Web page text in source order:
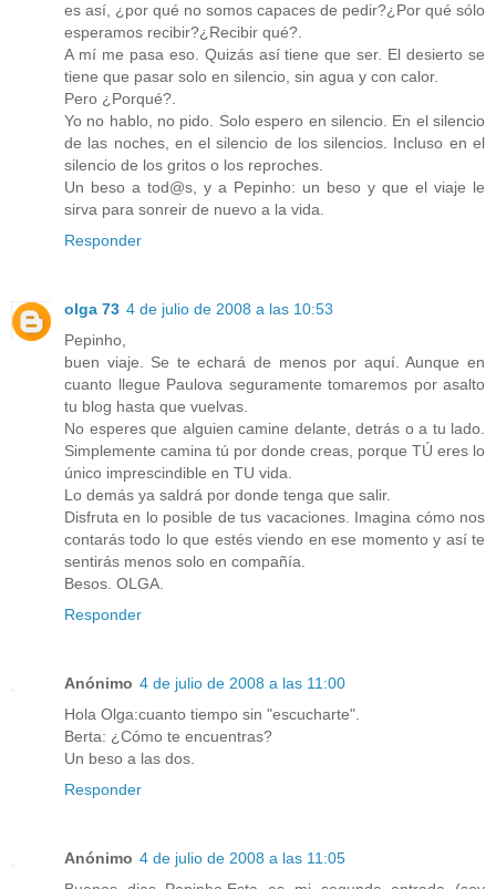
es así, ¿por qué no somos capaces de pedir?¿Por qué sólo
esperamos recibir?¿Recibir qué?.
A mí me pasa eso. Quizás así tiene que ser. El desierto se
tiene que pasar solo en silencio, sin agua y con calor.
Pero ¿Porqué?.
Yo no hablo, no pido. Solo espero en silencio. En el silencio
de las noches, en el silencio de los silencios. Incluso en el
silencio de los gritos o los reproches.
Un beso a tod@s, y a Pepinho: un beso y que el viaje le
sirva para sonreir de nuevo a la vida.
Responder
olga 73 4 de julio de 2008 a las 10:53
Pepinho,
buen viaje. Se te echará de menos por aquí. Aunque en
cuanto llegue Paulova seguramente tomaremos por asalto
tu blog hasta que vuelvas.
No esperes que alguien camine delante, detrás o a tu lado.
Simplemente camina tú por donde creas, porque TÚ eres lo
único imprescindible en TU vida.
Lo demás ya saldrá por donde tenga que salir.
Disfruta en lo posible de tus vacaciones. Imagina cómo nos
contarás todo lo que estés viendo en ese momento y así te
sentirás menos solo en compañía.
Besos. OLGA.
Responder
Anónimo 4 de julio de 2008 a las 11:00
Hola Olga:cuanto tiempo sin "escucharte".
Berta: ¿Cómo te encuentras?
Un beso a las dos.
Responder
Anónimo 4 de julio de 2008 a las 11:05